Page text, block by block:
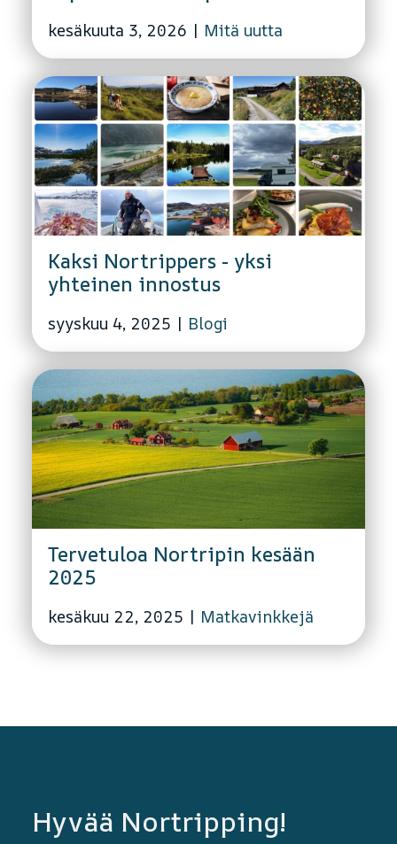
kesäkuuta 3, 2026 | Mitä uutta
Kaksi Nortrippers - yksi
yhteinen innostus
syyskuu 4, 2025 | Blogi
Tervetuloa Nortripin kesään
2025
kesäkuu 22, 2025 | Matkavinkkejä
Hyvää Nortripping!